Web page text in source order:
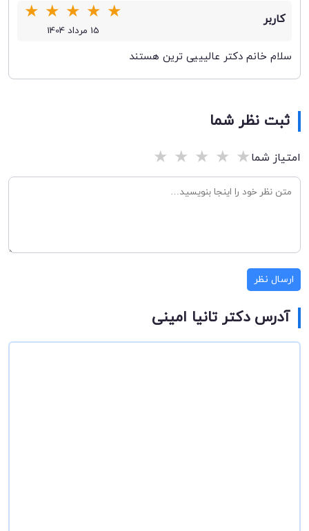
کاربر ★
★
★
★
★
15 مرداد 1404
سلام خانم دکتر عالیییی ترین هستند
ثبت نظر شما
امتیاز شما★
★
★
★
★
ارسال نظر
آدرس دکتر تانیا امینی